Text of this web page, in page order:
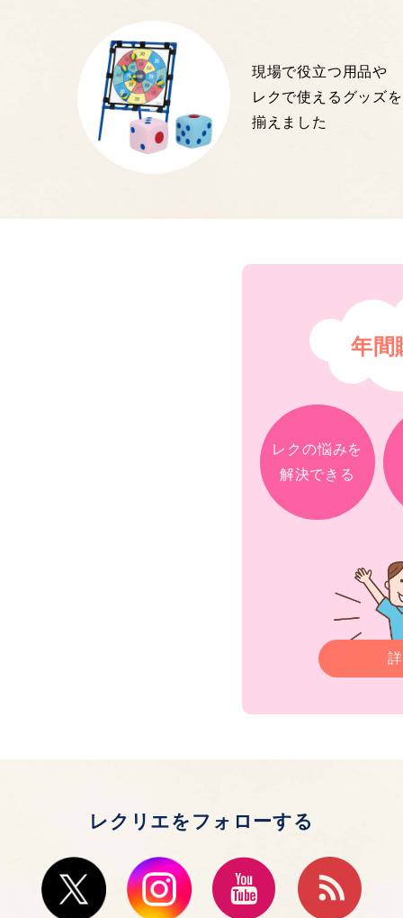
現場で役立つ用品や
レクで使えるグッズを
揃えました
年間
レクの悩みを
解決できる
レクリエをフォローする